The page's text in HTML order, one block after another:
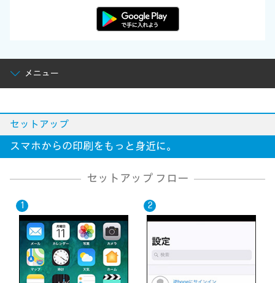
メニュー
セットアップ
スマホからの印刷をもっと身近に。
セットアップ フロー